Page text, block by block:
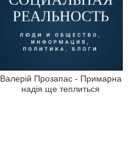
Валерій Прозапас - Примарна
надія ще теплиться